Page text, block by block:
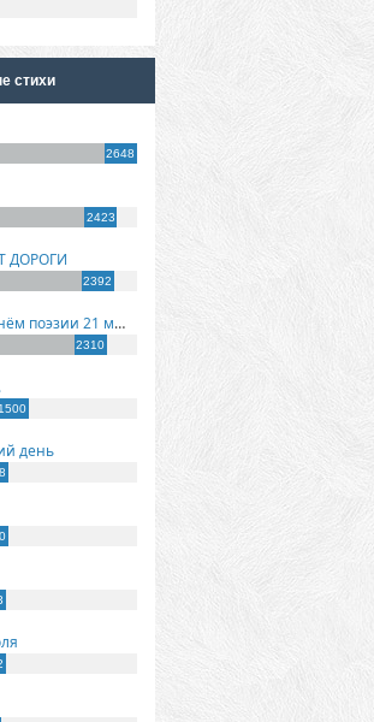
стихи
2648
2423
ДОРОГИ
2392
Поздравляю с днём поэзии 21 марта!
2310
1500
день